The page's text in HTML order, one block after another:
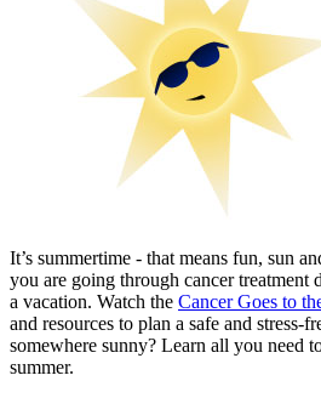
It’s summertime - that means fun, sun
you are going through cancer treatment
a vacation. Watch the Cancer Goes to
and resources to plan a safe and stress-
somewhere sunny? Learn all you need
summer.